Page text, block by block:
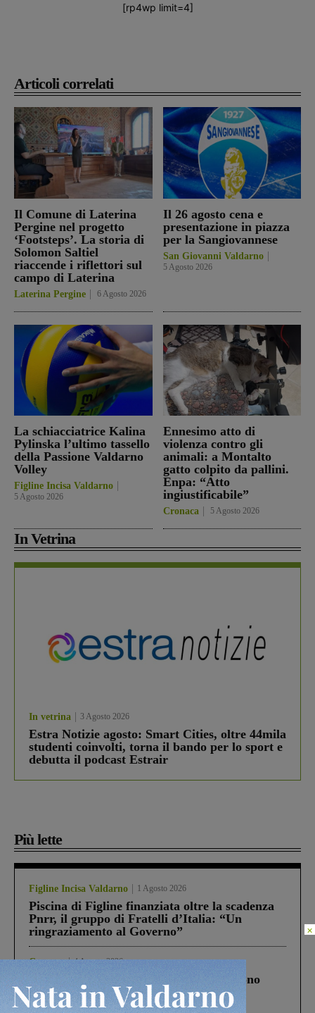
Articoli correlati
Il Comune di Laterina
Pergine nel progetto
‘Footsteps’. La storia di
Solomon Saltiel
riaccende i riflettori sul
campo di Laterina
Laterina Pergine 6 Agosto 2026
Il 26 agosto cena e
presentazione in piazza
per la Sangiovannese
San Giovanni Valdarno
5 Agosto 2026
La schiacciatrice Kalina
Pylinska l’ultimo tassello
della Passione Valdarno
Volley
Figline Incisa Valdarno
5 Agosto 2026
Ennesimo atto di
violenza contro gli
animali: a Montalto
gatto colpito da pallini.
Enpa: “Atto
ingiustificabile”
Cronaca 5 Agosto 2026
In Vetrina
In vetrina 3 Agosto 2026
Estra Notizie agosto: Smart Cities, oltre 44mila
studenti coinvolti, torna il bando per lo sport e
debutta il podcast Estrair
Più lette
Figline Incisa Valdarno 1 Agosto 2026
Piscina di Figline finanziata oltre la scadenza
Pnrr, il gruppo di Fratelli d’Italia: “Un
ringraziamento al Governo”
Cronaca 4 Agosto 2026
Un anno fa la strage in A1 in cui morirono
Gianni, Giulia e Franco. Lo schianto, il
processo, lo stop ai sorpassi fra tir....
[rp4wp limit=4]
×